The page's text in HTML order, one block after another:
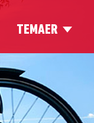
TEMAER